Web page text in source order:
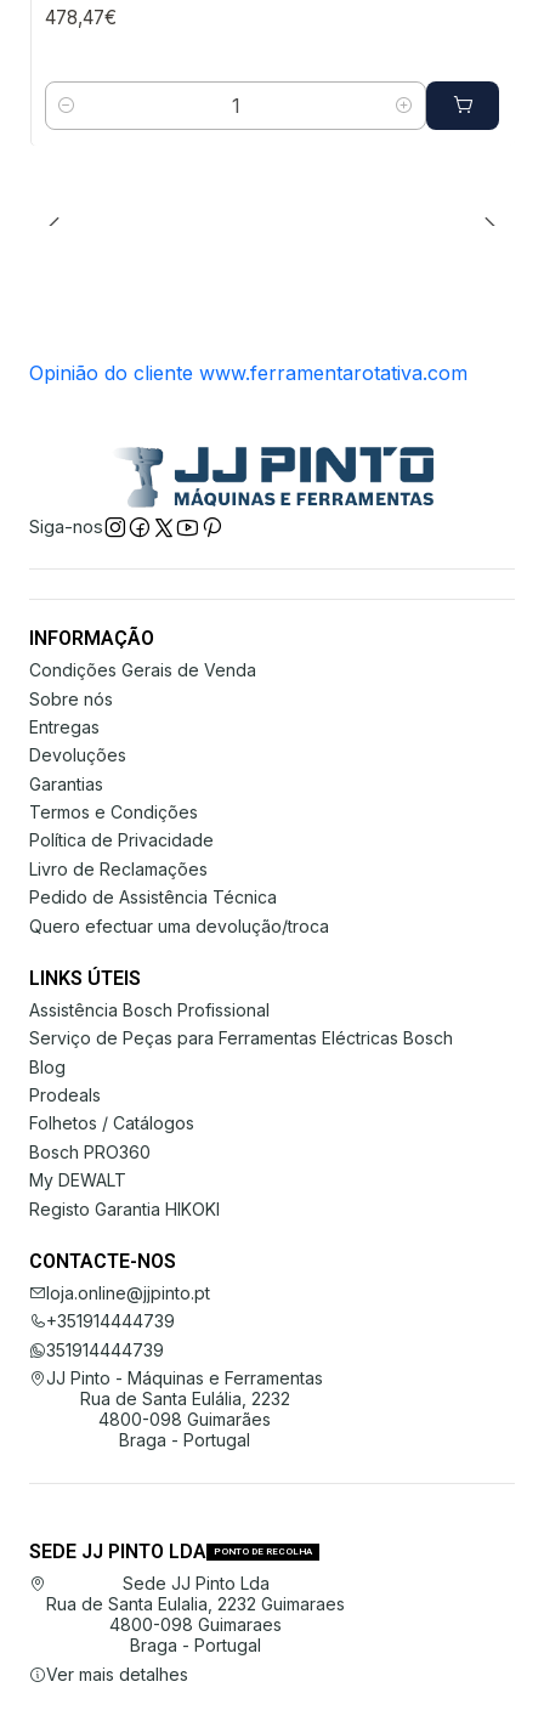
478,47€
Quantidade
Opinião do cliente www.ferramentarotativa.com
Siga-nos
INFORMAÇÃO
Condições Gerais de Venda
Sobre nós
Entregas
Devoluções
Garantias
Termos e Condições
Política de Privacidade
Livro de Reclamações
Pedido de Assistência Técnica
Quero efectuar uma devolução/troca
LINKS ÚTEIS
Assistência Bosch Profissional
Serviço de Peças para Ferramentas Eléctricas Bosch
Blog
Prodeals
Folhetos / Catálogos
Bosch PRO360
My DEWALT
Registo Garantia HIKOKI
CONTACTE-NOS
loja.online@jjpinto.pt
+351914444739
351914444739
JJ Pinto - Máquinas e Ferramentas
Rua de Santa Eulália, 2232
4800-098 Guimarães
Braga - Portugal
SEDE JJ PINTO LDA PONTO DE RECOLHA
Sede JJ Pinto Lda
Rua de Santa Eulalia, 2232 Guimaraes
4800-098 Guimaraes
Braga - Portugal
Ver mais detalhes